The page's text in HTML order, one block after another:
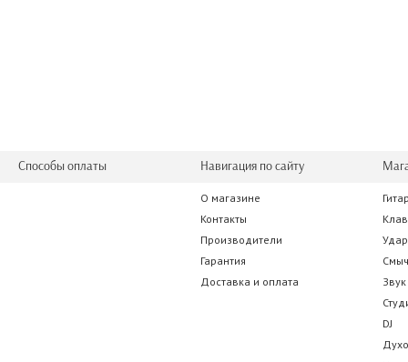
Способы оплаты Навигация по сайту
О магазине
Контакты
Производители
Гарантия
Доставка и оплата
Звук
DJ